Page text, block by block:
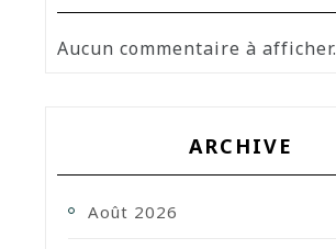
Aucun commentaire à afficher.
ARCHIVE
Août 2026